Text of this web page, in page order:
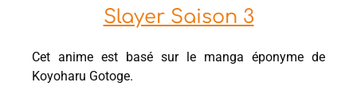
Slayer Saison 3
Cet anime est basé sur le manga éponyme de
Koyoharu Gotoge.